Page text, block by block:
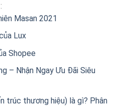
Masan 2021
Lux
Shopee
– Nhận Ngay Ưu Đãi Siêu
trúc thương hiệu) là gì? Phân